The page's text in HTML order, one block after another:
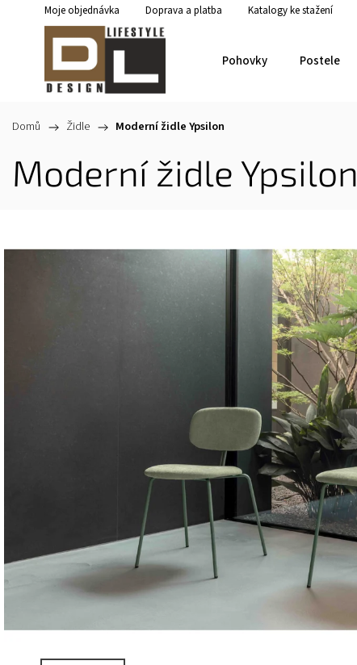
Moje objednávka Doprava a platba Katalogy ke stažení
Pohovky Postele
Domů / Židle / Moderní židle Ypsilon
Moderní židle Ypsilon